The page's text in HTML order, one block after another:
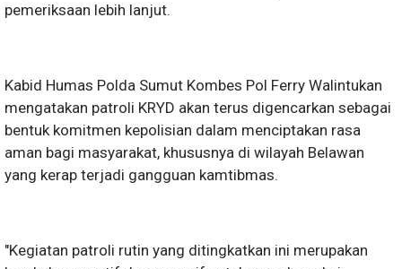
pemeriksaan lebih lanjut.
Kabid Humas Polda Sumut Kombes Pol Ferry Walintukan
mengatakan patroli KRYD akan terus digencarkan sebagai
bentuk komitmen kepolisian dalam menciptakan rasa
aman bagi masyarakat, khususnya di wilayah Belawan
yang kerap terjadi gangguan kamtibmas.
"Kegiatan patroli rutin yang ditingkatkan ini merupakan